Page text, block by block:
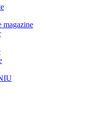
magazine